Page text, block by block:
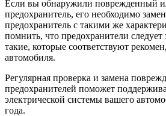
Если вы обнаружили поврежденный
предохранитель, его необходимо
предохранитель с такими же
помнить, что предохранители следует
такие, которые соответствуют
автомобиля.
Регулярная проверка и замена
предохранителей поможет
электрической системы вашего
года.